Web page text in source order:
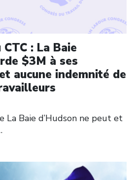
: La Baie
$3M à ses
aucune indemnité de
La Baie d’Hudson ne peut et